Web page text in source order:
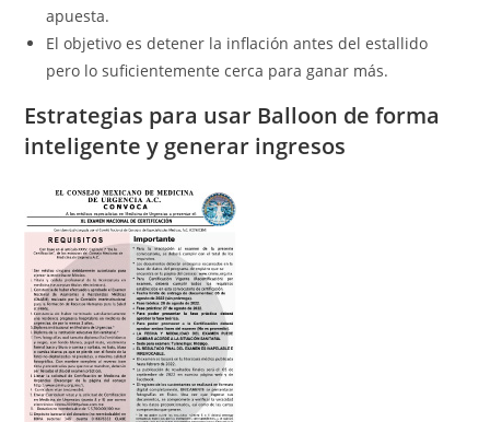
apuesta.
El objetivo es detener la inflación antes del estallido
pero lo suficientemente cerca para ganar más.
Estrategias para usar Balloon de forma
inteligente y generar ingresos